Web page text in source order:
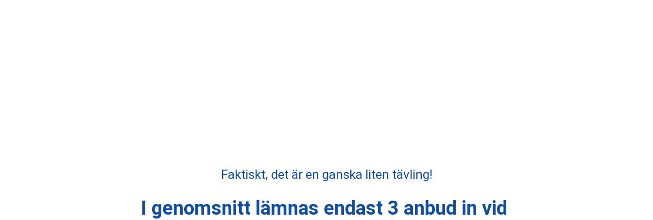
I genomsnitt lämnas endast 3 anbud in vid
Faktiskt, det är en ganska liten tävling!